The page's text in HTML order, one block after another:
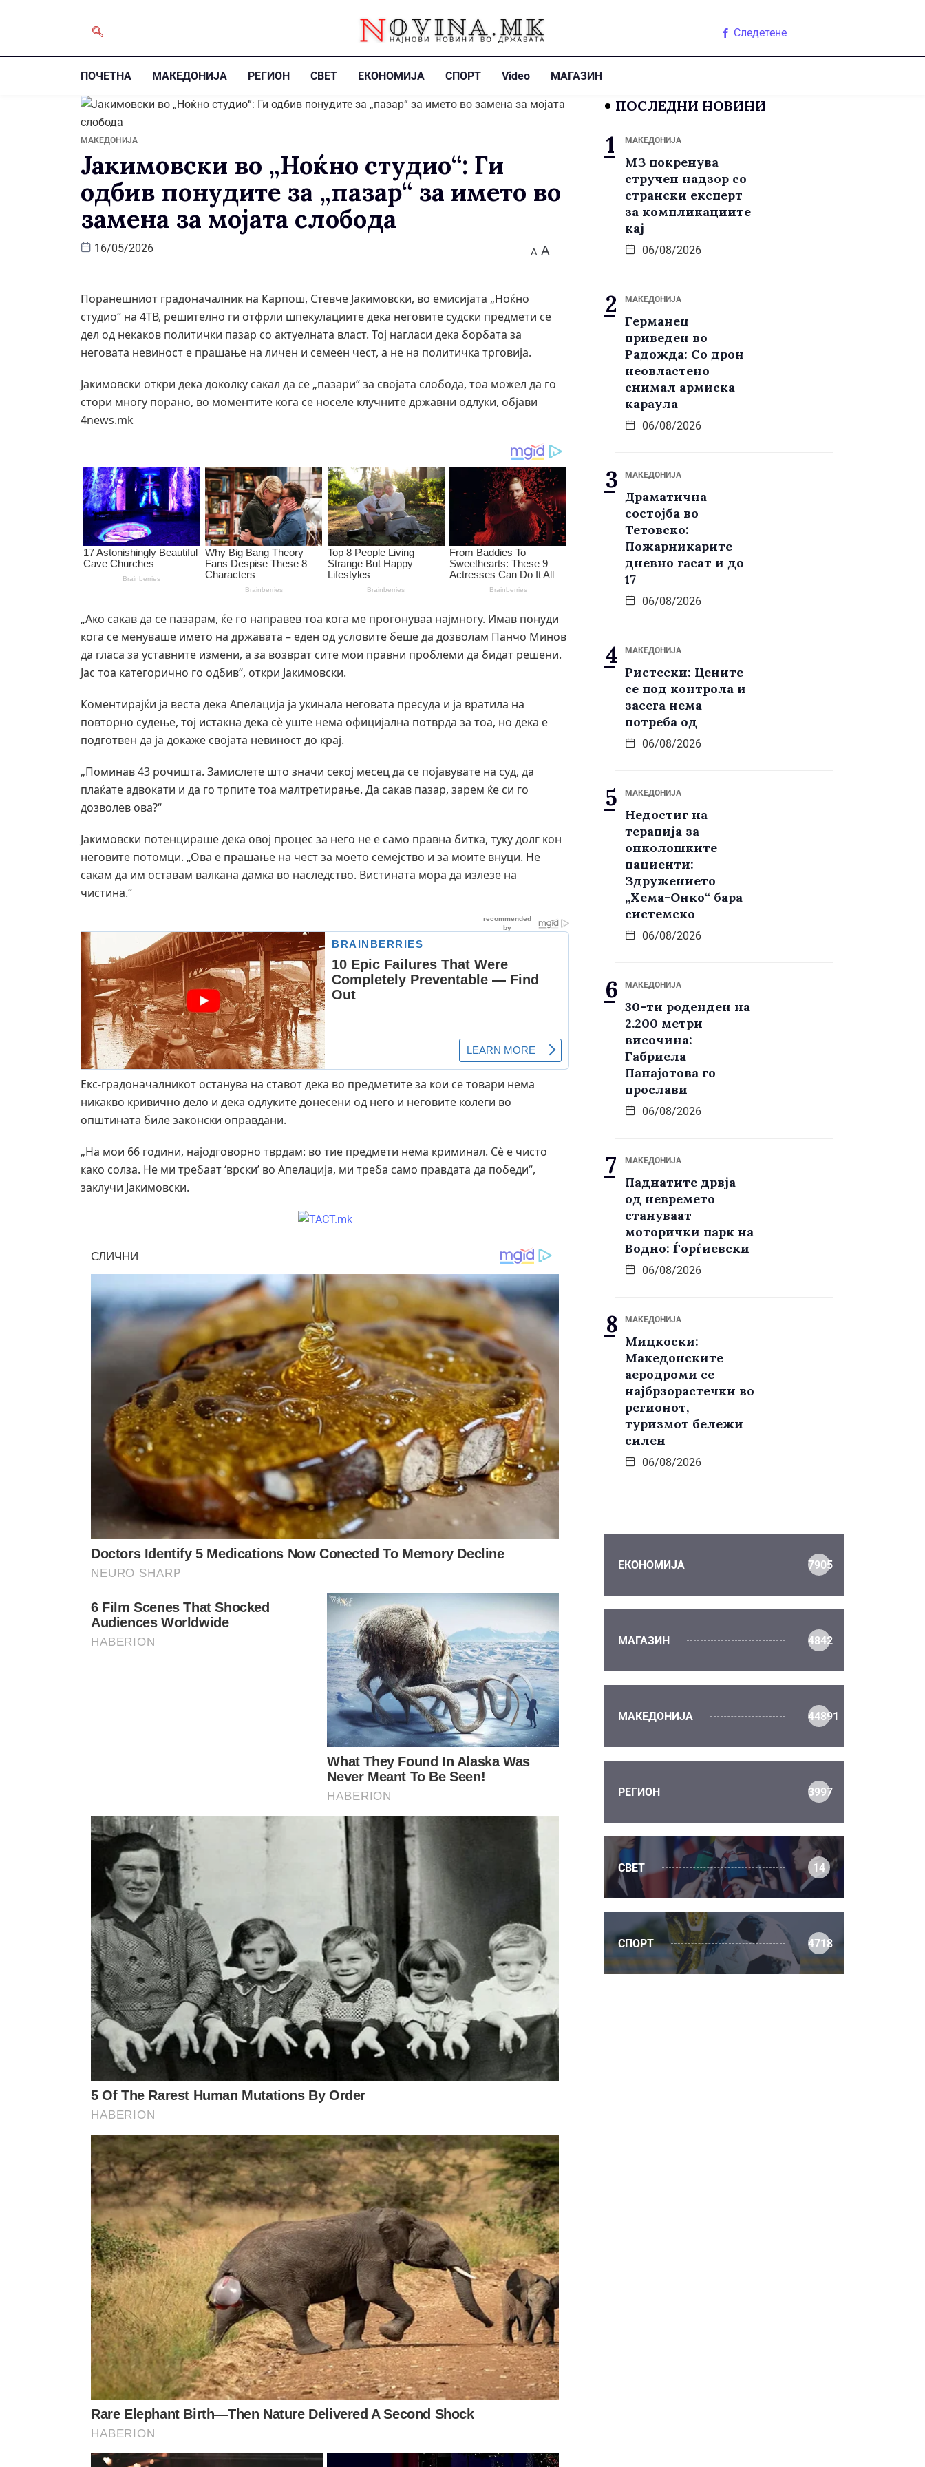
Следетене
ПОЧЕТНА МАКЕДОНИЈА РЕГИОН СВЕТ ЕКОНОМИЈА СПОРТ Video МАГАЗИН
МАКЕДОНИЈА
Јакимовски во „Ноќно студио“: Ги
одбив понудите за „пазар“ за името во
замена за мојата слобода
16/05/2026 A A
Поранешниот градоначалник на Карпош, Стевче Јакимовски, во емисијата „Ноќно
студио“ на 4ТВ, решително ги отфрли шпекулациите дека неговите судски предмети се
дел од некаков политички пазар со актуелната власт. Тој нагласи дека борбата за
неговата невиност е прашање на личен и семеен чест, а не на политичка трговија.
Јакимовски откри дека доколку сакал да се „пазари“ за својата слобода, тоа можел да го
стори многу порано, во моментите кога се носеле клучните државни одлуки, објави
4news.mk
„Ако сакав да се пазарам, ќе го направев тоа кога ме прогонуваа најмногу. Имав понуди
кога се менуваше името на државата – еден од условите беше да дозволам Панчо Минов
да гласа за уставните измени, а за возврат сите мои правни проблеми да бидат решени.
Јас тоа категорично го одбив“, откри Јакимовски.
Коментирајќи ја веста дека Апелација ја укинала неговата пресуда и ја вратила на
повторно судење, тој истакна дека сè уште нема официјална потврда за тоа, но дека е
подготвен да ја докаже својата невиност до крај.
„Поминав 43 рочишта. Замислете што значи секој месец да се појавувате на суд, да
плаќате адвокати и да го трпите тоа малтретирање. Да сакав пазар, зарем ќе си го
дозволев ова?“
Јакимовски потенцираше дека овој процес за него не е само правна битка, туку долг кон
неговите потомци. „Ова е прашање на чест за моето семејство и за моите внуци. Не
сакам да им оставам валкана дамка во наследство. Вистината мора да излезе на
чистина.“
Екс-градоначалникот останува на ставот дека во предметите за кои се товари нема
никакво кривично дело и дека одлуките донесени од него и неговите колеги во
општината биле законски оправдани.
„На мои 66 години, најодговорно тврдам: во тие предмети нема криминал. Сè е чисто
како солза. Не ми требаат ‘врски’ во Апелација, ми треба само правдата да победи“,
заклучи Јакимовски.
ПОСЛЕДНИ НОВИНИ
МАКЕДОНИЈА
МЗ покренува
стручен надзор со
странски експерт
за компликациите
кај
06/08/2026
МАКЕДОНИЈА
Германец
приведен во
Радожда: Со дрон
неовластено
снимал армиска
караула
06/08/2026
МАКЕДОНИЈА
Драматична
состојба во
Тетовско:
Пожарникарите
дневно гасат и до
17
06/08/2026
МАКЕДОНИЈА
Ристески: Цените
се под контрола и
засега нема
потреба од
06/08/2026
МАКЕДОНИЈА
Недостиг на
терапија за
онколошките
пациенти:
Здружението
„Хема-Онко“ бара
системско
06/08/2026
МАКЕДОНИЈА
30-ти роденден на
2.200 метри
височина:
Габриела
Панајотова го
прослави
06/08/2026
МАКЕДОНИЈА
Паднатите дрвја
од невремето
стануваат
моторички парк на
Водно: Ѓорѓиевски
06/08/2026
МАКЕДОНИЈА
Мицкоски:
Македонските
аеродроми се
најбрзорастечки во
регионот,
туризмот бележи
силен
06/08/2026
ЕКОНОМИЈА 7905
МАГАЗИН 4842
МАКЕДОНИЈА 44891
РЕГИОН 3997
СВЕТ 14
СПОРТ 4718